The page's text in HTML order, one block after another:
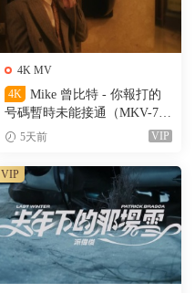
4K MV
4K
Mike 曾比特 - 你報打的
号碼暫時未能接通（MKV-701
M）5天前 VIP
VIP